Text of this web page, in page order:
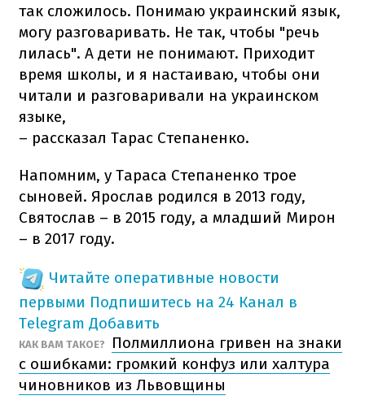
так сложилось. Понимаю украинский язык,
могу разговаривать. Не так, чтобы "речь
лилась". А дети не понимают. Приходит
время школы, и я настаиваю, чтобы они
читали и разговаривали на украинском
языке,
– рассказал Тарас Степаненко.
Напомним, у Тараса Степаненко трое
сыновей. Ярослав родился в 2013 году,
Святослав – в 2015 году, а младший Мирон
– в 2017 году.
Читайте оперативные новости
первыми Подпишитесь на 24 Канал в
Telegram Добавить
КАК ВАМ ТАКОЕ?
Полмиллиона гривен на знаки
с ошибками: громкий конфуз или халтура
чиновников из Львовщины